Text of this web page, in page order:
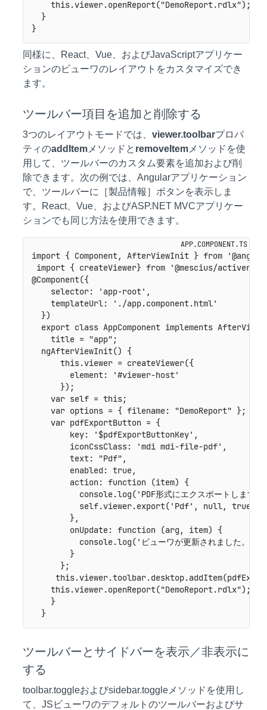
    this.viewer.openReport("DemoReport.rdlx");
  }
}
同様に、React、Vue、およびJavaScriptアプリケー
ションのビューワのレイアウトをカスタマイズでき
ます。
ツールバー項目を追加と削除する
3つのレイアウトモードでは、 viewer.toolbarプロパ
ティのaddItem メソッドと removeItem メソッドを使
用して、ツールバーのカスタム要素を追加および削
除できます。次の例では、Angularアプリケーション
で、ツールバーに［製品情報］ボタンを表示しま
す。React、Vue、およびASP.NET MVCアプリケー
ションでも同じ方法を使用できます。
import { Component, AfterViewInit } from
import { createViewer} from '@mescius/
@Component({
    selector: 'app-root',
    templateUrl: './app.component.html'
  })
export class AppComponent implements
    title = "app";
  ngAfterViewInit() {
      this.viewer = createViewer({
        element: '#viewer-host'
      });
    var self = this;
    var options = { filename: "DemoReport" };
    var pdfExportButton = {
        key: '$pdfExportButtonKey',
        iconCssClass: 'mdi mdi-file-pdf',
        text: "Pdf",
        enabled: true,
        action: function (item) {
console.log('PDF形式にエクスポートします。
self.viewer.export('Pdf', null, true,
        },
        onUpdate: function (arg, item) {
          console.log('ビューワが更新されました。');
        }
      };
    this.viewer.openReport("DemoReport.rdlx");
    }
  }
ツールバーとサイドバーを表示／非表示に
する
toolbar.toggleおよびsidebar.toggleメソッドを使用し
て、JSビューワのデフォルトのツールバーおよびサ